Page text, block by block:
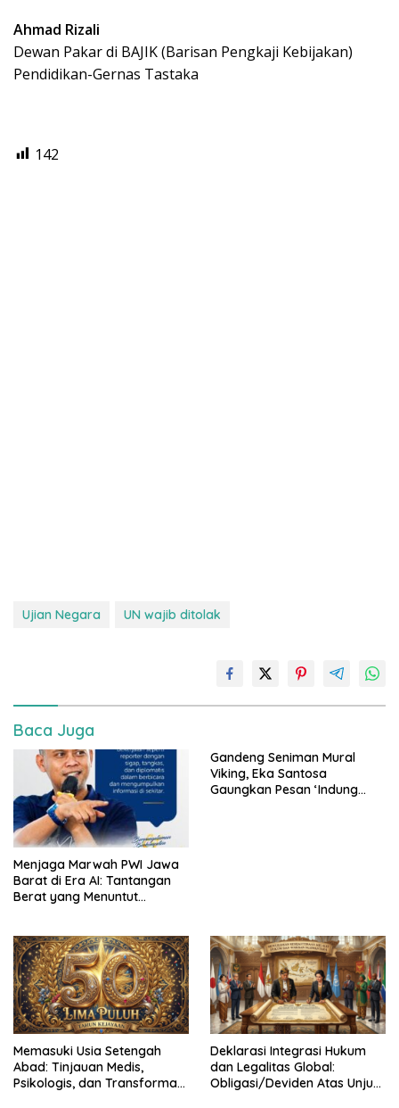
Ahmad Rizali
Dewan Pakar di BAJIK (Barisan Pengkaji Kebijakan)
Pendidikan-Gernas Tastaka
142
Ujian Negara UN wajib ditolak
Baca Juga
Menjaga Marwah PWI Jawa
Barat di Era AI: Tantangan
Berat yang Menuntut
Gandeng Seniman Mural
Viking, Eka Santosa
Gaungkan Pesan ‘Indung
Memasuki Usia Setengah
Abad: Tinjauan Medis,
Psikologis, dan Transformasi
Deklarasi Integrasi Hukum
dan Legalitas Global:
Obligasi/Deviden Atas Unjuk